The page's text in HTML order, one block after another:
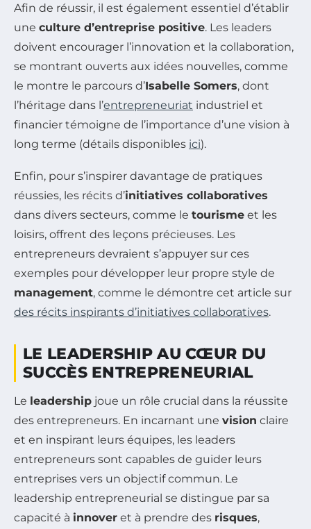
Afin de réussir, il est également essentiel d’établir
une culture d’entreprise positive. Les leaders
doivent encourager l’innovation et la collaboration,
se montrant ouverts aux idées nouvelles, comme
le montre le parcours d’Isabelle Somers, dont
l’héritage dans l’entrepreneuriat industriel et
financier témoigne de l’importance d’une vision à
long terme (détails disponibles ici).
Enfin, pour s’inspirer davantage de pratiques
réussies, les récits d’initiatives collaboratives
dans divers secteurs, comme le tourisme et les
loisirs, offrent des leçons précieuses. Les
entrepreneurs devraient s’appuyer sur ces
exemples pour développer leur propre style de
management, comme le démontre cet article sur
des récits inspirants d’initiatives collaboratives.
LE LEADERSHIP AU CŒUR DU
SUCCÈS ENTREPRENEURIAL
Le leadership joue un rôle crucial dans la réussite
des entrepreneurs. En incarnant une vision claire
et en inspirant leurs équipes, les leaders
entrepreneurs sont capables de guider leurs
entreprises vers un objectif commun. Le
leadership entrepreneurial se distingue par sa
capacité à innover et à prendre des risques,